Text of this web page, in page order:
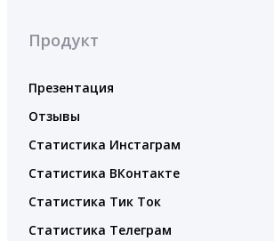
Продукт
Презентация
Отзывы
Статистика Инстаграм
Статистика ВКонтакте
Статистика Тик Ток
Статистика Телеграм